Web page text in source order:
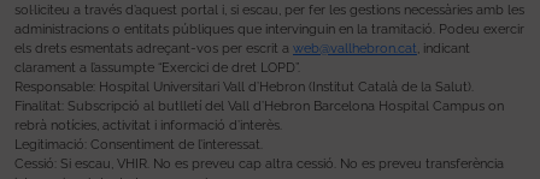
sol·liciteu a través d’aquest portal i, si escau, per fer les gestions necessàries amb les
administracions o entitats públiques que intervinguin en la tramitació. Podeu exercir
els drets esmentats adreçant-vos per escrit a web@vallhebron.cat , indicant
clarament a l’assumpte “Exercici de dret LOPD”.
Responsable: Hospital Universitari Vall d’Hebron (Institut Català de la Salut).
Finalitat: Subscripció al butlletí del Vall d’Hebron Barcelona Hospital Campus on
rebrà notícies, activitat i informació d’interès.
Legitimació: Consentiment de l’interessat.
Cessió: Si escau, VHIR. No es preveu cap altra cessió. No es preveu transferència